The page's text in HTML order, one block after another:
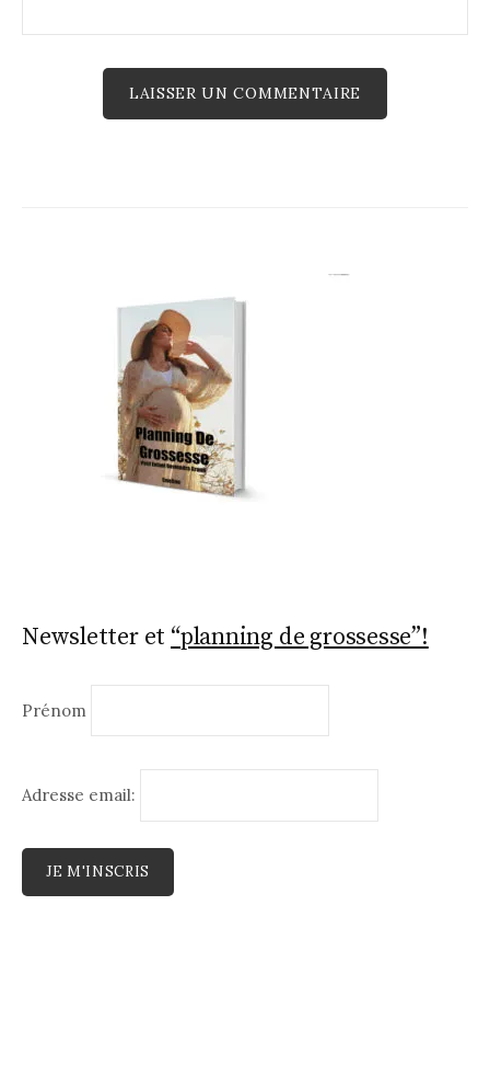
Newsletter et “planning de grossesse”!
Prénom
Adresse email: